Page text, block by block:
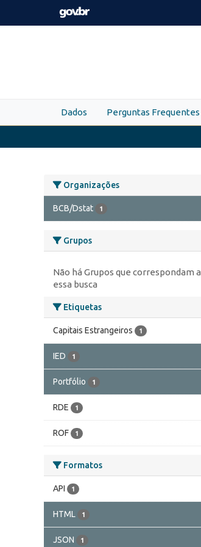
Skip to main content
Dados Perguntas Frequentes
Organizações
BCB/Dstat 1
Grupos
Não há Grupos que correspondam a
essa busca
Etiquetas
Capitais Estrangeiros 1
IED 1
Portfólio 1
RDE 1
ROF 1
Formatos
API 1
HTML 1
JSON 1